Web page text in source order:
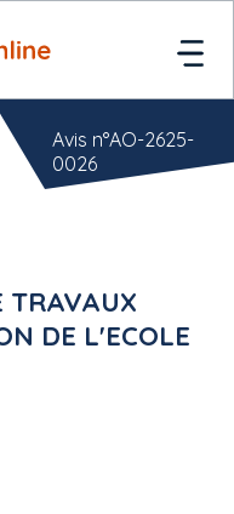
TRAVAUX
DE L'ECOLE
Avis n°AO-2625-
0026